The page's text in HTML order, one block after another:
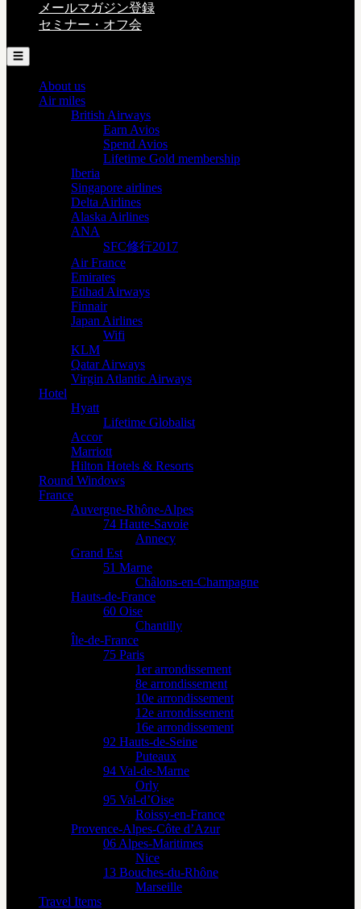
メールマガジン登録
セミナー・オフ会
☰
About us
Air miles
British Airways
Earn Avios
Spend Avios
Lifetime Gold membership
Iberia
Singapore airlines
Delta Airlines
Alaska Airlines
ANA
SFC修行2017
Air France
Emirates
Etihad Airways
Finnair
Japan Airlines
Wifi
KLM
Qatar Airways
Virgin Atlantic Airways
Hotel
Hyatt
Lifetime Globalist
Accor
Marriott
Hilton Hotels & Resorts
Round Windows
France
Auvergne-Rhône-Alpes
74 Haute-Savoie
Annecy
Grand Est
51 Marne
Châlons-en-Champagne
Hauts-de-France
60 Oise
Chantilly
Île-de-France
75 Paris
1er arrondissement
8e arrondissement
10e arrondissement
12e arrondissement
16e arrondissement
92 Hauts-de-Seine
Puteaux
94 Val-de-Marne
Orly
95 Val-d’Oise
Roissy-en-France
Provence-Alpes-Côte d’Azur
06 Alpes-Maritimes
Nice
13 Bouches-du-Rhône
Marseille
Travel Items